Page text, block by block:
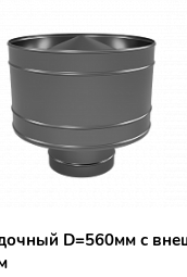
D=560мм с